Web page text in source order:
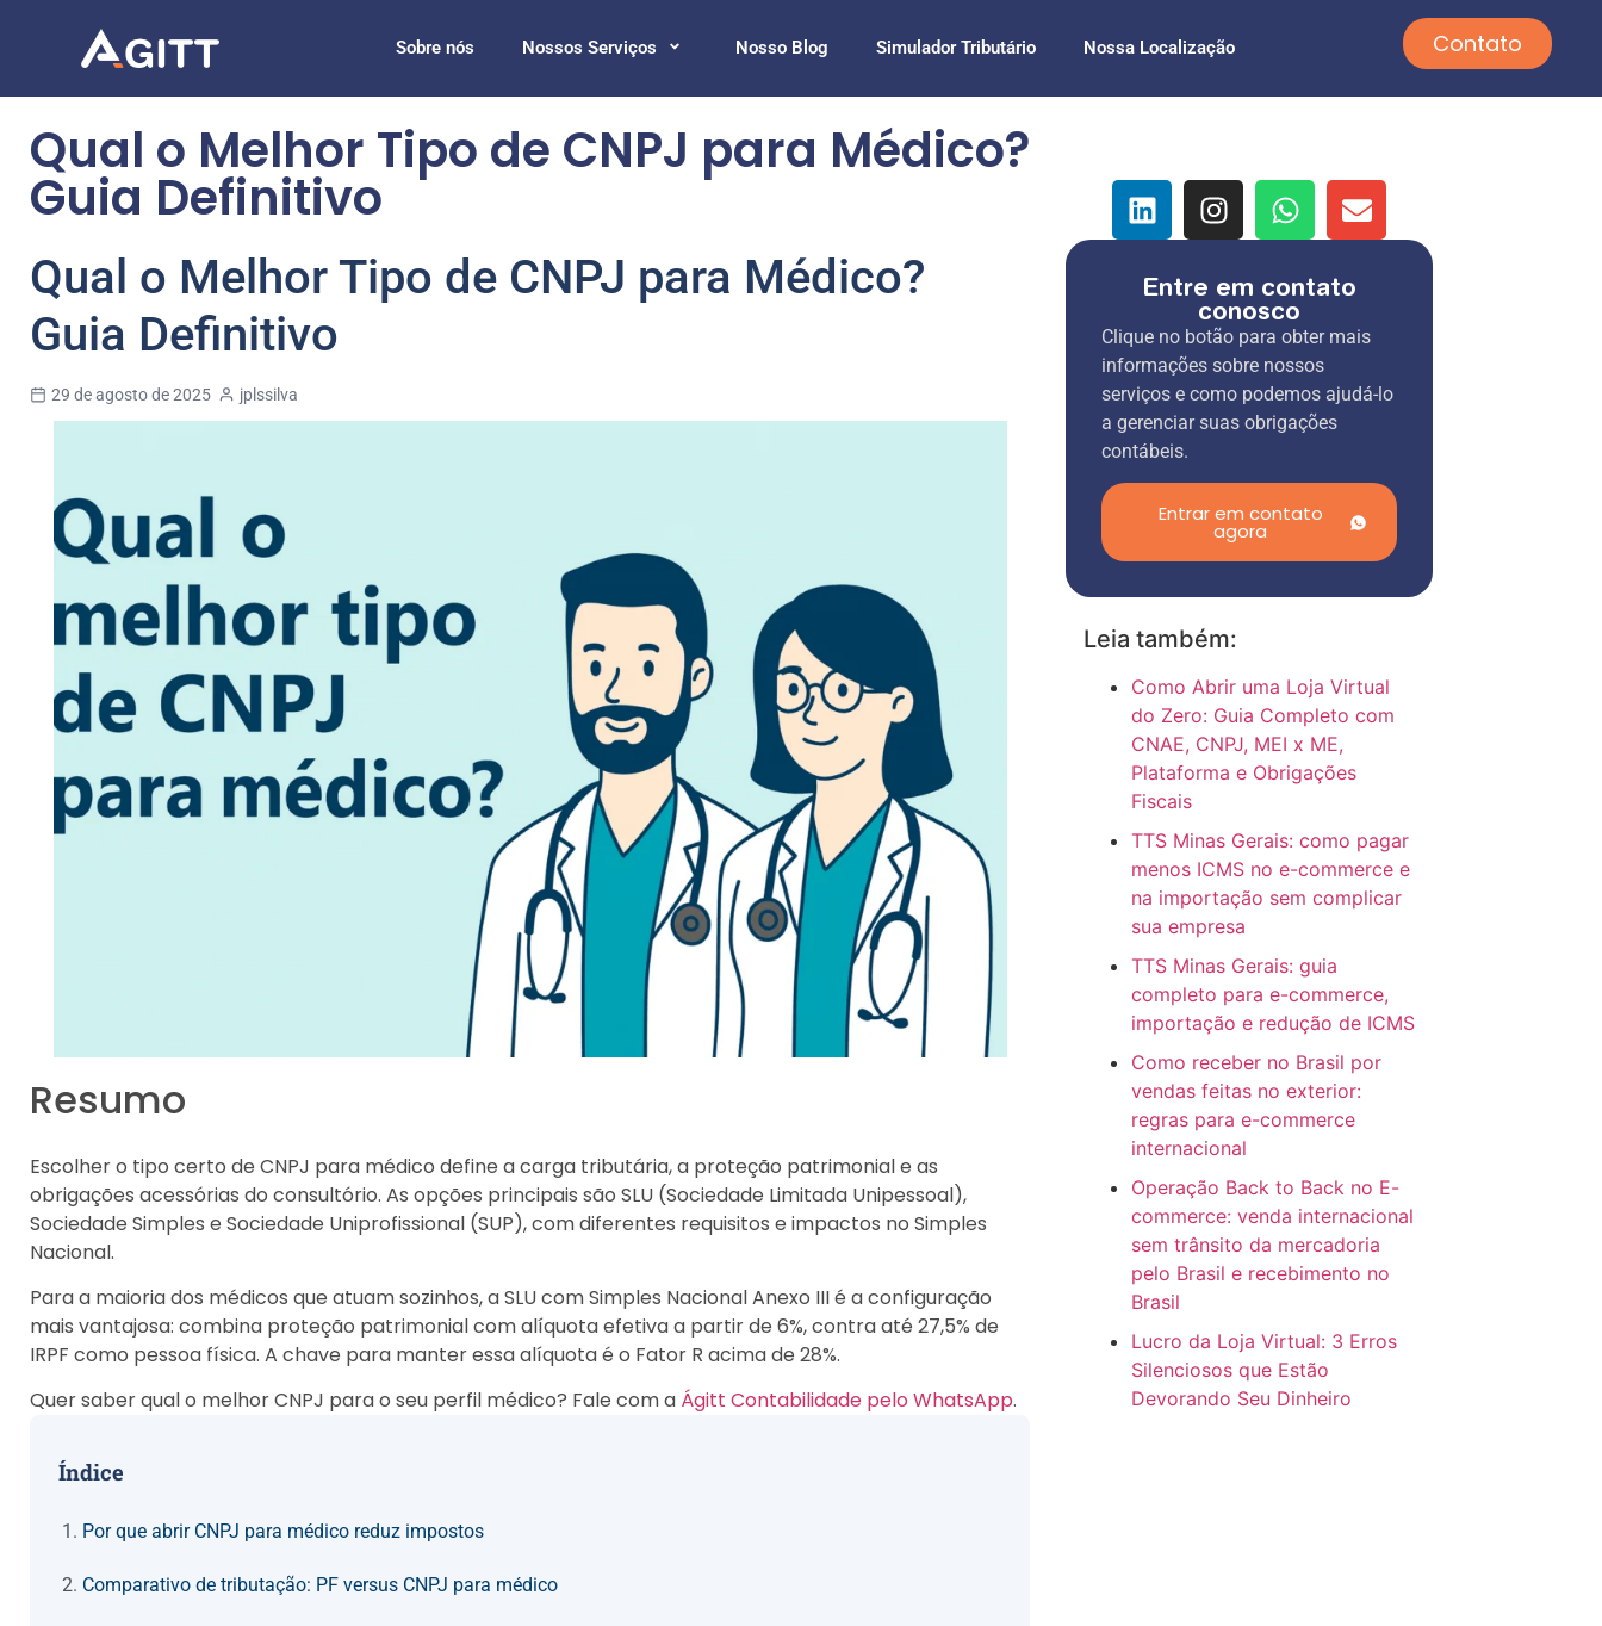
Sobre nós Nossos Serviços Nosso Blog Simulador Tributário Nossa Localização Contato
Qual o Melhor Tipo de CNPJ para Médico?
Guia Definitivo
Qual o Melhor Tipo de CNPJ para Médico?
Guia Definitivo
29 de agosto de 2025 jplssilva
Resumo
Escolher o tipo certo de CNPJ para médico define a carga tributária, a proteção patrimonial e as
obrigações acessórias do consultório. As opções principais são SLU (Sociedade Limitada Unipessoal),
Sociedade Simples e Sociedade Uniprofissional (SUP), com diferentes requisitos e impactos no Simples
Nacional.
Para a maioria dos médicos que atuam sozinhos, a SLU com Simples Nacional Anexo III é a configuração
mais vantajosa: combina proteção patrimonial com alíquota efetiva a partir de 6%, contra até 27,5% de
IRPF como pessoa física. A chave para manter essa alíquota é o Fator R acima de 28%.
Quer saber qual o melhor CNPJ para o seu perfil médico? Fale com a Ágitt Contabilidade pelo WhatsApp.
Índice
Por que abrir CNPJ para médico reduz impostos
Comparativo de tributação: PF versus CNPJ para médico
Entre em contato
conosco
Clique no botão para obter mais
informações sobre nossos
serviços e como podemos ajudá-lo
a gerenciar suas obrigações
contábeis.
Entrar em contato
agora
Leia também:
Como Abrir uma Loja Virtual
do Zero: Guia Completo com
CNAE, CNPJ, MEI x ME,
Plataforma e Obrigações
Fiscais
TTS Minas Gerais: como pagar
menos ICMS no e-commerce e
na importação sem complicar
sua empresa
TTS Minas Gerais: guia
completo para e-commerce,
importação e redução de ICMS
Como receber no Brasil por
vendas feitas no exterior:
regras para e-commerce
internacional
Operação Back to Back no E-
commerce: venda internacional
sem trânsito da mercadoria
pelo Brasil e recebimento no
Brasil
Lucro da Loja Virtual: 3 Erros
Silenciosos que Estão
Devorando Seu Dinheiro